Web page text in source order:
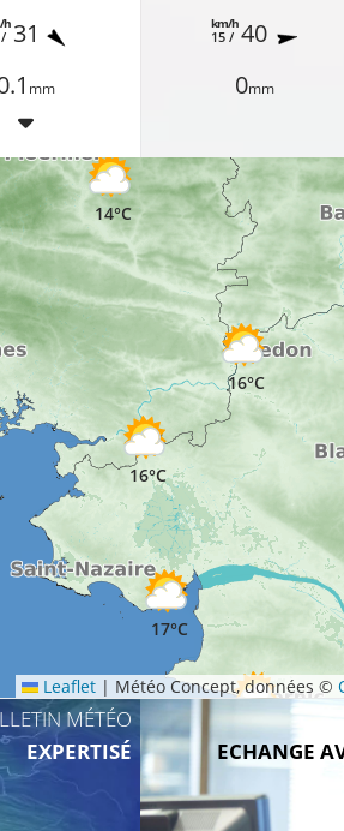
h 31
mm
15 /
km/h40
0mm
14°C
16°C
16°C
16°C
18°C
17°C
Leaflet | Météo Concept, données ©
MÉTÉO
EXPERTISÉ
ECHANGE